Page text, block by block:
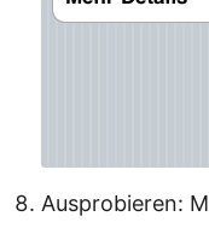
Ausprobieren: